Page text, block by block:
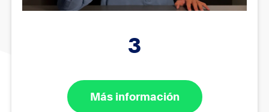
3
Más información